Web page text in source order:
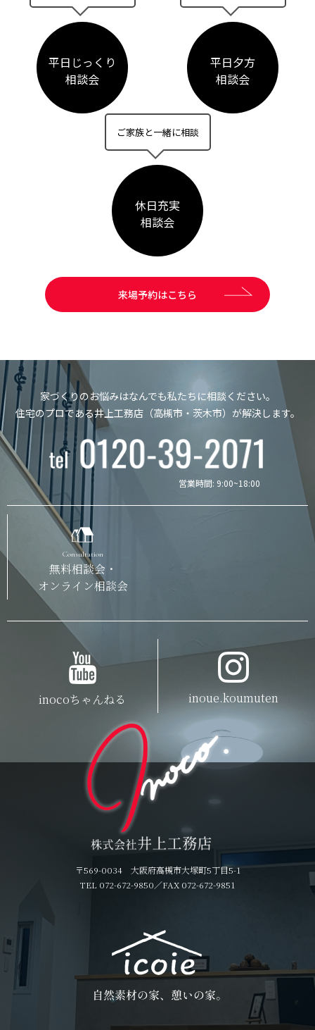
平日じっくり
相談会
平日夕方
相談会
ご家族と一緒に相談
休日充実
相談会
来場予約はこちら
家づくりのお悩みはなんでも私たちに相談ください。
住宅のプロである井上工務店（高槻市・茨木市）が解決します。
営業時間: 9:00~18:00
Consultation
無料相談会・
オンライン相談会
inocoちゃんねる inoue.koumuten
〒569-0034 大阪府高槻市大塚町5丁目5-1
TEL 072-672-9850／FAX 072-672-9851